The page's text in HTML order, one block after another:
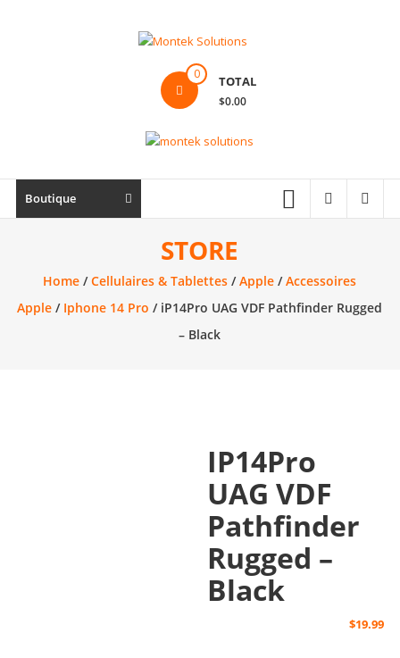
Ordinateur,
électronique
0 TOTAL
$0.00
Boutique
STORE
Home /Cellulaires & Tablettes /Apple /Accessoires
Apple / Iphone 14 Pro / iP14Pro UAG VDF Pathfinder Rugged
– Black
IP14Pro
UAG VDF
Pathfinder
Rugged –
Black
$19.99